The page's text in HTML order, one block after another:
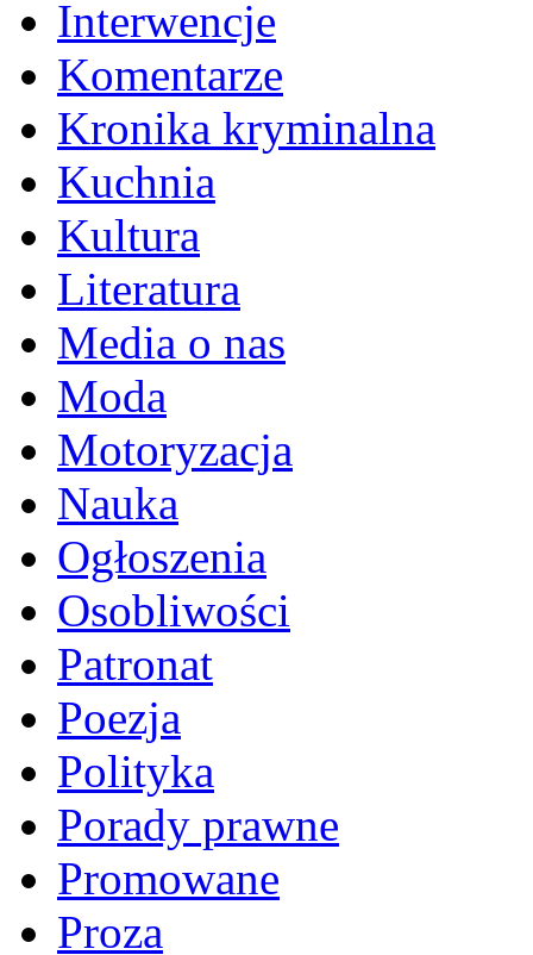
Interwencje
Komentarze
Kronika kryminalna
Kuchnia
Kultura
Literatura
Media o nas
Moda
Motoryzacja
Nauka
Ogłoszenia
Osobliwości
Patronat
Poezja
Polityka
Porady prawne
Promowane
Proza